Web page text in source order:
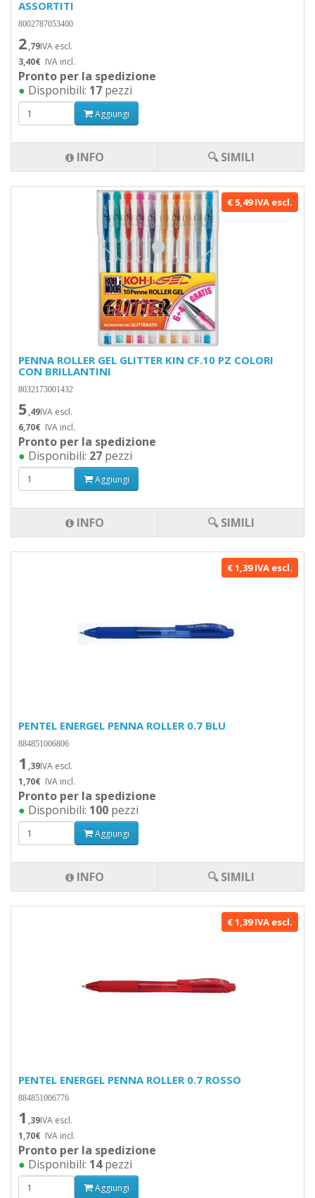
ASSORTITI
8002787053400
2,79IVA escl.
3,40€ IVA incl.
Pronto per la spedizione
● Disponibili: 17 pezzi
Aggiungi
INFO 🔍 SIMILI
€ 5,49 IVA escl.
PENNA ROLLER GEL GLITTER KIN CF.10 PZ COLORI
CON BRILLANTINI
8032173001432
5,49IVA escl.
6,70€ IVA incl.
Pronto per la spedizione
● Disponibili: 27 pezzi
Aggiungi
INFO 🔍 SIMILI
€ 1,39 IVA escl.
PENTEL ENERGEL PENNA ROLLER 0.7 BLU
884851006806
1 ,39IVA escl.
1,70€ IVA incl.
Pronto per la spedizione
● Disponibili: 100 pezzi
Aggiungi
INFO 🔍 SIMILI
€ 1,39 IVA escl.
PENTEL ENERGEL PENNA ROLLER 0.7 ROSSO
884851006776
1 ,39IVA escl.
1,70€ IVA incl.
Pronto per la spedizione
● Disponibili: 14pezzi
Aggiungi